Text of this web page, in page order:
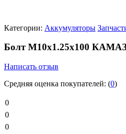
Категории: Аккумуляторы
Болт М10х1.25х100
Написать отзыв
Средняя оценка покупателей: (0)
0
0
0